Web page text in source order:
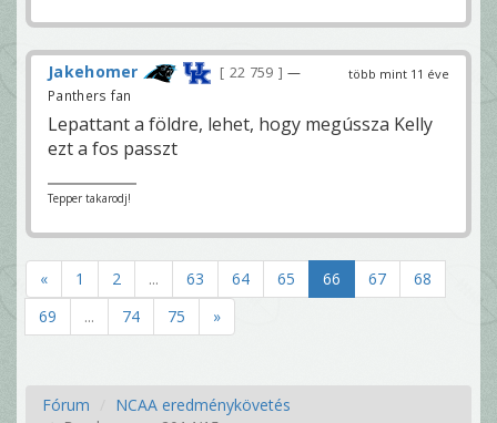
több mint 11 éve
Jakehomer 22 759
—
Panthers fan
Lepattant a földre, lehet, hogy megússza Kelly
ezt a fos passzt
Tepper takarodj!
« 1 2 ... 63 64 65 66 67
68
69
... 74 75 »
Fórum
NCAA eredménykövetés